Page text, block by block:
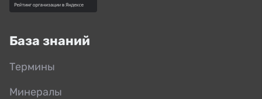
База знаний
Термины
Минералы